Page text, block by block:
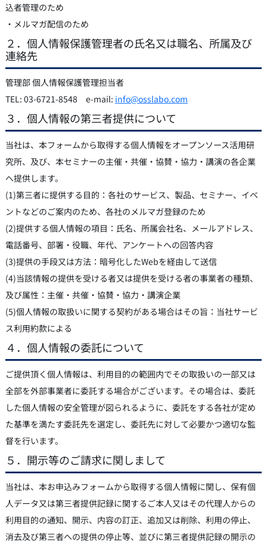
込者管理のため
・メルマガ配信のため
２．個人情報保護管理者の氏名又は職名、所属及び
連絡先
管理部 個人情報保護管理担当者
TEL: 03-6721-8548 e-mail: info@osslabo.com
３．個人情報の第三者提供について
当社は、本フォームから取得する個人情報をオープンソース活用研
究所、及び、本セミナーの主催・共催・協賛・協力・講演の各企業
へ提供します。
(1)第三者に提供する目的：各社のサービス、製品、セミナー、イベ
ントなどのご案内のため、各社のメルマガ登録のため
(2)提供する個人情報の項目：氏名、所属会社名、メールアドレス、
電話番号、部署・役職、年代、アンケートへの回答内容
(3)提供の手段又は方法：暗号化したWebを経由して送信
(4)当該情報の提供を受ける者又は提供を受ける者の事業者の種類、
及び属性：主催・共催・協賛・協力・講演企業
(5)個人情報の取扱いに関する契約がある場合はその旨：当社サービ
ス利用約款による
４．個人情報の委託について
ご提供頂く個人情報は、利用目的の範囲内でその取扱いの一部又は
全部を外部事業者に委託する場合がございます。その場合は、委託
した個人情報の安全管理が図られるように、委託をする各社が定め
た基準を満たす委託先を選定し、委託先に対して必要かつ適切な監
督を行います。
５．開示等のご請求に関しまして
当社は、本お申込みフォームから取得する個人情報に関し、保有個
人データ又は第三者提供記録に関するご本人又はその代理人からの
利用目的の通知、開示、内容の訂正、追加又は削除、利用の停止、
消去及び第三者への提供の停止等、並びに第三者提供記録の開示の